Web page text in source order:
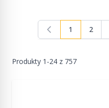
Produkty 1 -24 z 757
Aktualnie
1 2